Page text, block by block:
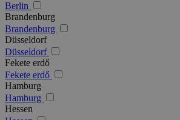
Berlin
Brandenburg
Brandenburg
Düsseldorf
Düsseldorf
Fekete erdő
Fekete erdő
Hamburg
Hamburg
Hessen